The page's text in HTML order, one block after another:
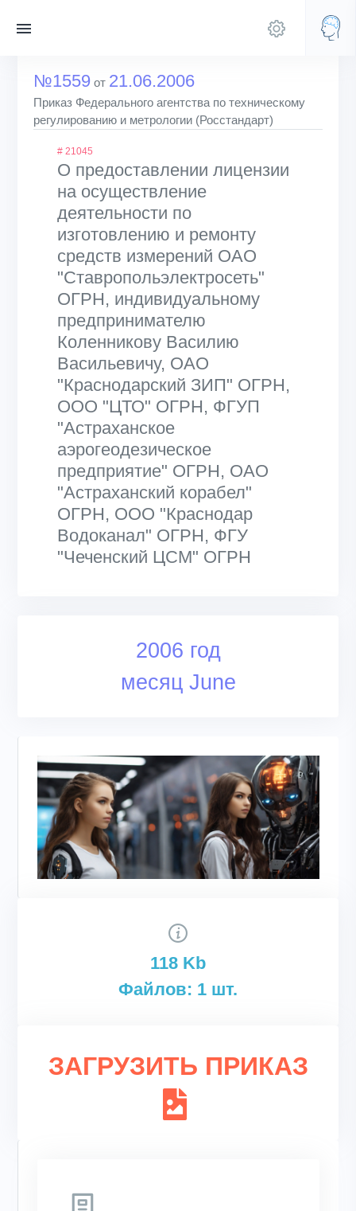
№1559 от 21.06.2006
Приказ Федерального агентства по техническому
регулированию и метрологии (Росстандарт)
# 21045
О предоставлении лицензии
на осуществление
деятельности по
изготовлению и ремонту
средств измерений ОАО
"Ставропольэлектросеть"
ОГРН, индивидуальному
предпринимателю
Коленникову Василию
Васильевичу, ОАО
"Краснодарский ЗИП" ОГРН,
ООО "ЦТО" ОГРН, ФГУП
"Астраханское
аэрогеодезическое
предприятие" ОГРН, ОАО
"Астраханский корабел"
ОГРН, ООО "Краснодар
Водоканал" ОГРН, ФГУ
"Чеченский ЦСМ" ОГРН
2006 год
месяц June
118 Kb
Файлов: 1 шт.
ЗАГРУЗИТЬ ПРИКАЗ